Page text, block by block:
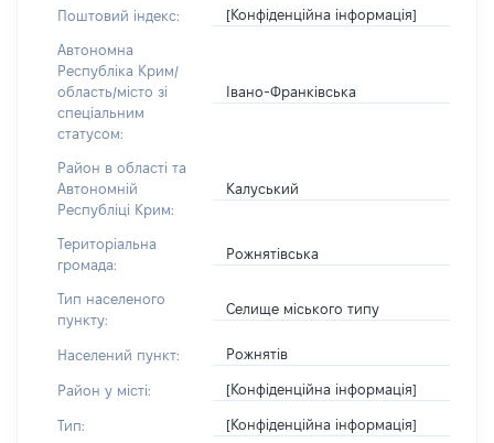
Поштовий індекс: [Конфіденційна інформація]
Автономна
Республіка Крим/
область/місто зі
спеціальним
статусом:
Івано-Франківська
Район в області та
Автономній
Республіці Крим:
Калуський
Територіальна
громада:
Рожнятівська
Тип населеного
пункту:
Селище міського типу
Населений пункт: Рожнятів
Район у місті: [Конфіденційна інформація]
Тип: [Конфіденційна інформація]